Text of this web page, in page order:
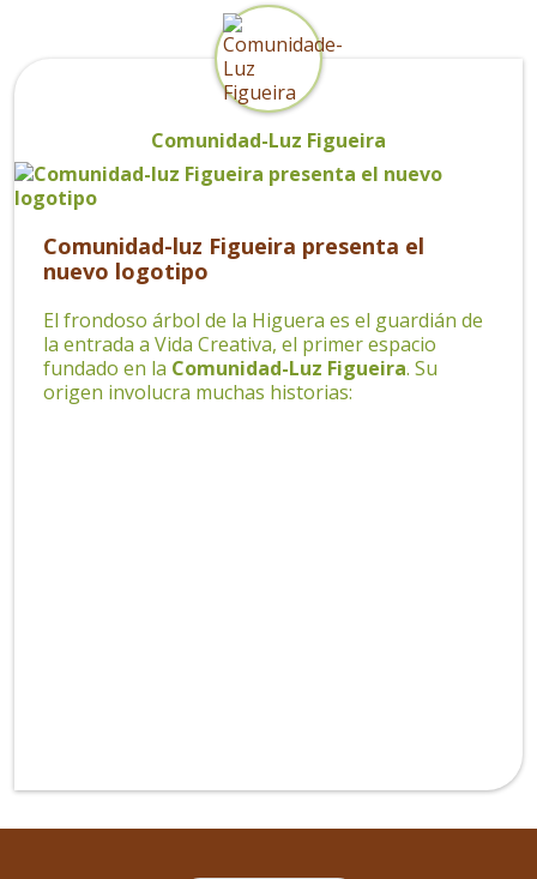
Comunidad-Luz Figueira
Comunidad-luz Figueira presenta el
nuevo logotipo
El frondoso árbol de la Higuera es el guardián de
la entrada a Vida Creativa, el primer espacio
fundado en la Comunidad-Luz Figueira. Su
origen involucra muchas historias: